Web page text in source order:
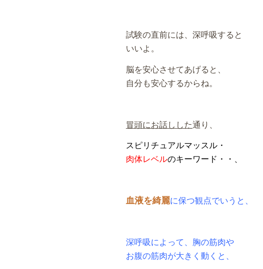
試験の直前には、深呼吸すると
いいよ。
脳を安心させてあげると、
自分も安心するからね。
冒頭にお話しした通り、
スピリチュアルマッスル・
肉体レベルのキーワード・・、
血液を綺麗に保つ観点でいうと、
深呼吸によって、胸の筋肉や
お腹の筋肉が大きく動くと、